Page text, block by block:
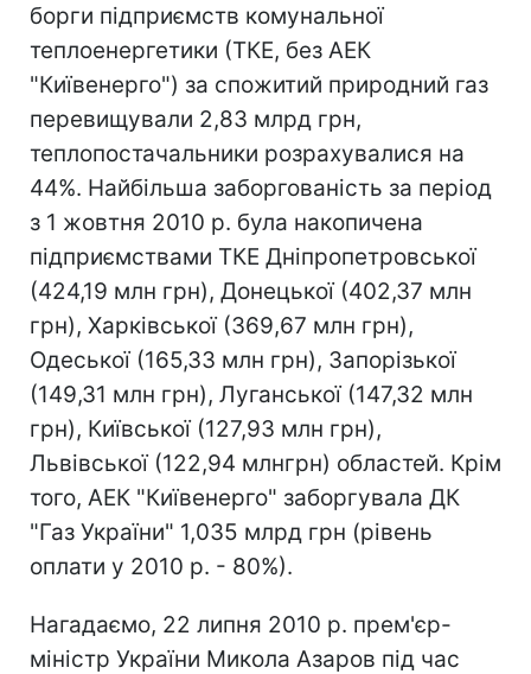
борги підприємств комунальної
теплоенергетики (ТКЕ, без АЕК
"Київенерго") за спожитий природний газ
перевищували 2,83 млрд грн,
теплопостачальники розрахувалися на
44%. Найбільша заборгованість за період
з 1 жовтня 2010 р. була накопичена
підприємствами ТКЕ Дніпропетровської
(424,19 млн грн), Донецької (402,37 млн
грн), Харківської (369,67 млн грн),
Одеської (165,33 млн грн), Запорізької
(149,31 млн грн), Луганської (147,32 млн
грн), Київської (127,93 млн грн),
Львівської (122,94 млнгрн) областей. Крім
того, АЕК "Київенерго" заборгувала ДК
"Газ України" 1,035 млрд грн (рівень
оплати у 2010 р. - 80%).
Нагадаємо, 22 липня 2010 р. прем'єр-
міністр України Микола Азаров під час